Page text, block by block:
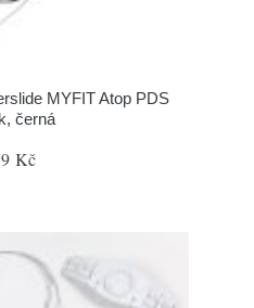
MYFIT Atop PDS
černá
Kč